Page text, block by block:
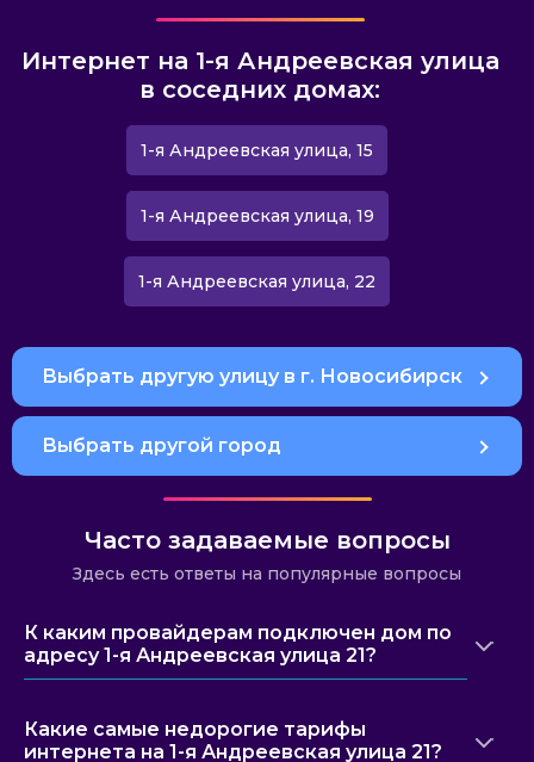
Интернет на 1-я Андреевская улица
в соседних домах:
1-я Андреевская улица, 15
1-я Андреевская улица, 19
1-я Андреевская улица, 22
Выбрать другую улицу в г. Новосибирск
Выбрать другой город
Часто задаваемые вопросы
Здесь есть ответы на популярные вопросы
К каким провайдерам подключен дом по
адресу 1-я Андреевская улица 21?
Какие самые недорогие тарифы
интернета на 1-я Андреевская улица 21?